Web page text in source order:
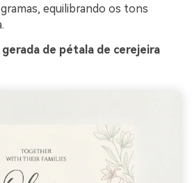
equilibrando os tons
de pétala de cerejeira